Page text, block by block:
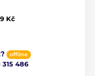
Kč
offline
315 486